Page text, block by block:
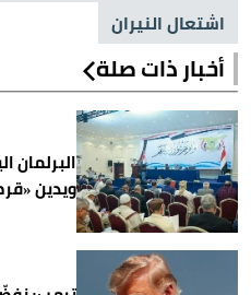
اشتعال النيران
أخبار ذات صلة
البرلمان
ويدين